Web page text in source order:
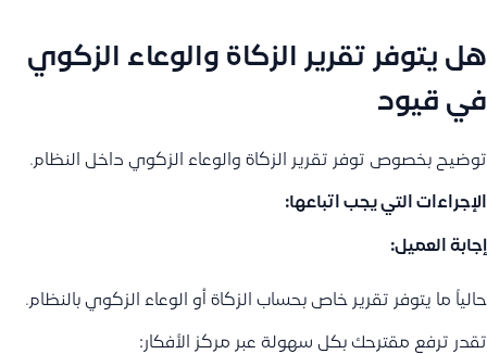
هل يتوفر تقرير الزكاة والوعاء الزكوي
في قيود
توضيح بخصوص توفر تقرير الزكاة والوعاء الزكوي داخل النظام.
الإجراءات التي يجب اتباعها:
إجابة العميل:
حالياً ما يتوفر تقرير خاص بحساب الزكاة أو الوعاء الزكوي بالنظام.
تقدر ترفع مقترحك بكل سهولة عبر مركز الأفكار: